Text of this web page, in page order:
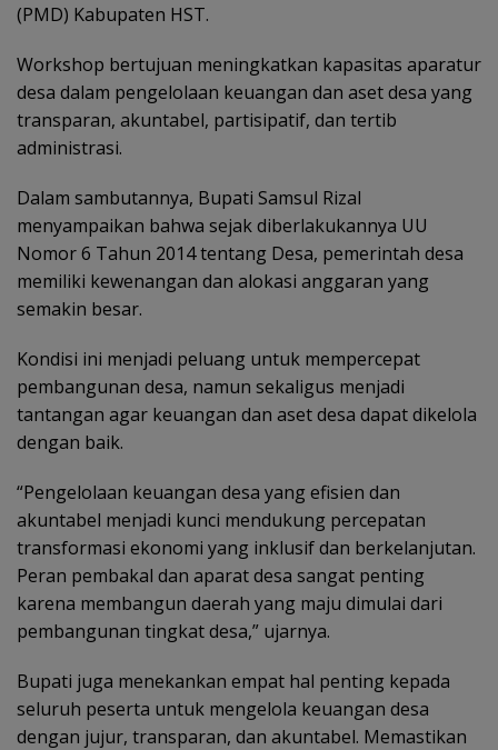
(PMD) Kabupaten HST.
Workshop bertujuan meningkatkan kapasitas aparatur
desa dalam pengelolaan keuangan dan aset desa yang
transparan, akuntabel, partisipatif, dan tertib
administrasi.
Dalam sambutannya, Bupati Samsul Rizal
menyampaikan bahwa sejak diberlakukannya UU
Nomor 6 Tahun 2014 tentang Desa, pemerintah desa
memiliki kewenangan dan alokasi anggaran yang
semakin besar.
Kondisi ini menjadi peluang untuk mempercepat
pembangunan desa, namun sekaligus menjadi
tantangan agar keuangan dan aset desa dapat dikelola
dengan baik.
“Pengelolaan keuangan desa yang efisien dan
akuntabel menjadi kunci mendukung percepatan
transformasi ekonomi yang inklusif dan berkelanjutan.
Peran pembakal dan aparat desa sangat penting
karena membangun daerah yang maju dimulai dari
pembangunan tingkat desa,” ujarnya.
Bupati juga menekankan empat hal penting kepada
seluruh peserta untuk mengelola keuangan desa
dengan jujur, transparan, dan akuntabel. Memastikan